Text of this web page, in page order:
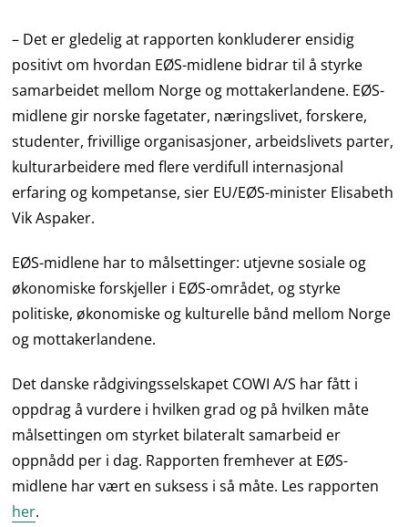
– Det er gledelig at rapporten konkluderer ensidig
positivt om hvordan EØS-midlene bidrar til å styrke
samarbeidet mellom Norge og mottakerlandene. EØS-
midlene gir norske fagetater, næringslivet, forskere,
studenter, frivillige organisasjoner, arbeidslivets parter,
kulturarbeidere med flere verdifull internasjonal
erfaring og kompetanse, sier EU/EØS-minister Elisabeth
Vik Aspaker.
EØS-midlene har to målsettinger: utjevne sosiale og
økonomiske forskjeller i EØS-området, og styrke
politiske, økonomiske og kulturelle bånd mellom Norge
og mottakerlandene.
Det danske rådgivingsselskapet COWI A/S har fått i
oppdrag å vurdere i hvilken grad og på hvilken måte
målsettingen om styrket bilateralt samarbeid er
oppnådd per i dag. Rapporten fremhever at EØS-
midlene har vært en suksess i så måte. Les rapporten
her.